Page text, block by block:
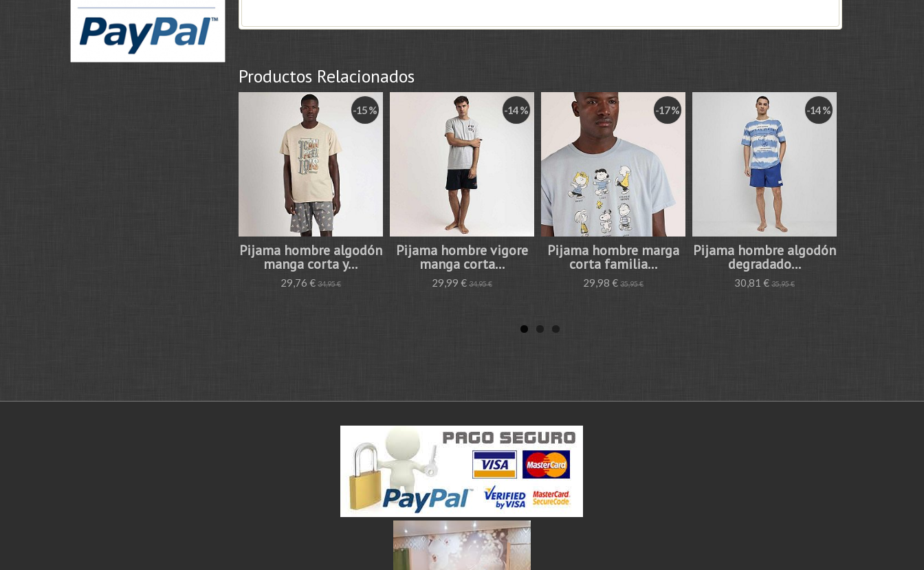
Productos Relacionados
-15 %
Pijama hombre algodón
manga corta y...
29,76 € 34,95 €
-14 %
Pijama hombre vigore
manga corta...
29,99 € 34,95 €
-17 %
Pijama hombre marga
corta familia...
29,98 € 35,95 €
-14 %
Pijama hombre algodón
degradado...
30,81 € 35,95 €